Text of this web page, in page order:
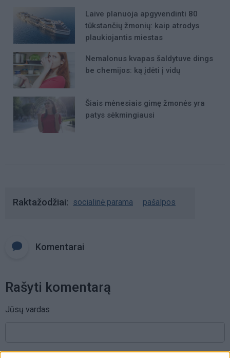
Laive planuoja apgyvendinti 80
tūkstančių žmonių: kaip atrodys
plaukiojantis miestas
Nemalonus kvapas šaldytuve dings
be chemijos: ką įdėti į vidų
Šiais mėnesiais gimę žmonės yra
patys sėkmingiausi
Raktažodžiai socialinė parama pašalpos
Komentarai
Rašyti komentarą
Jūsų vardas